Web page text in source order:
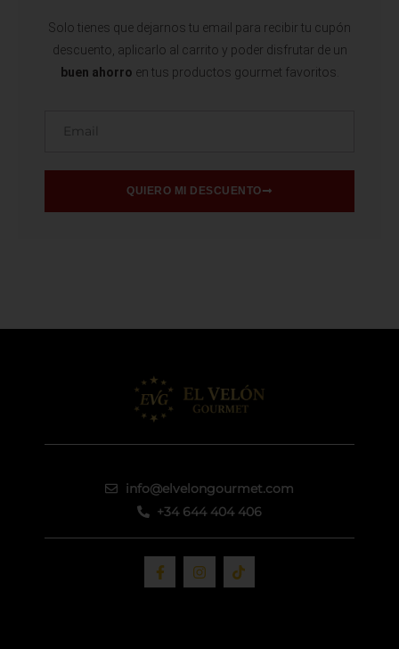
Solo tienes que dejarnos tu email para recibir tu cupón
descuento, aplicarlo al carrito y poder disfrutar de un
buen ahorro en tus productos gourmet favoritos.
QUIERO MI DESCUENTO
info@elvelongourmet.com
+34 644 404 406
F
a
c
I
n
s
T
i
k